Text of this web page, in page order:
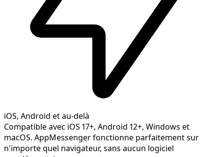
iOS, Android et au-delà
Compatible avec iOS 17+, Android 12+, Windows et
macOS. AppMessenger fonctionne parfaitement sur
n'importe quel navigateur, sans aucun logiciel